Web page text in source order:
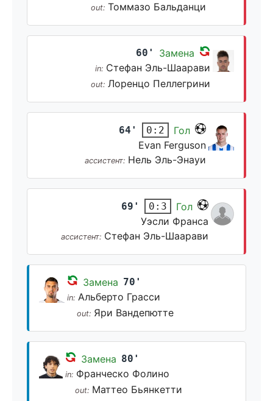
out: Томмазо Бальданци
60' Замена
in: Стефан Эль-Шаарави
out: Лоренцо Пеллегрини
64' 0:2
Гол
Evan Ferguson
ассистент: Нель Эль-Энауи
69' 0:3
Гол
Уэсли Франса
ассистент: Стефан Эль-Шаарави
Замена 70'
in: Альберто Грасси
out: Яри Вандепютте
Замена 80'
in: Франческо Фолино
out: Маттео Бьянкетти